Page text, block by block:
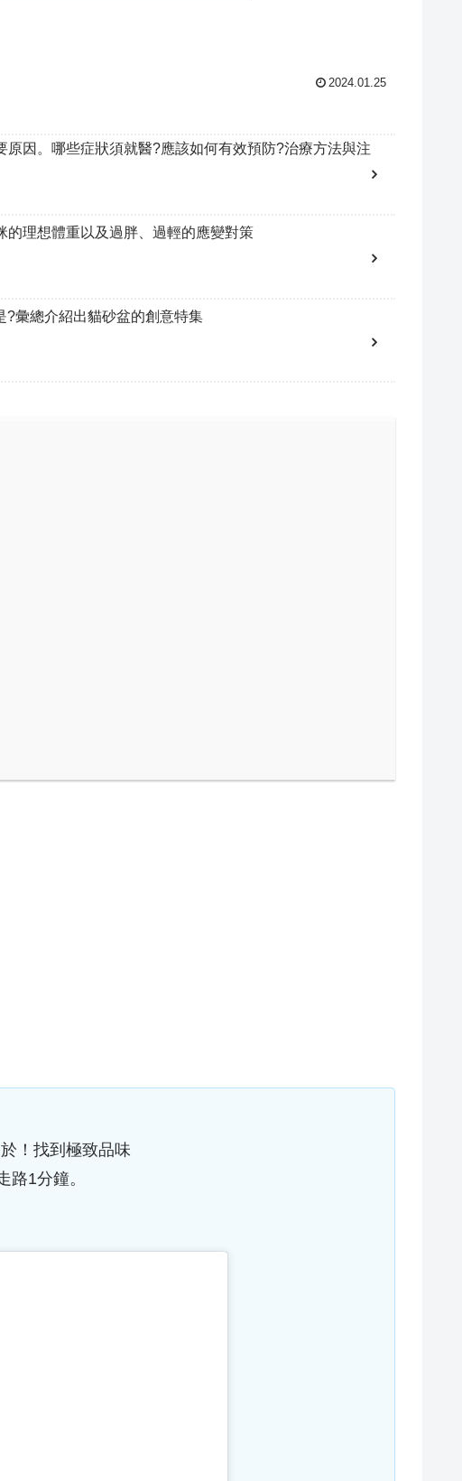
2024.01.25
原因。哪些症狀須就醫?應該如何有效預防?治療方法與注
的理想體重以及過胖、過輕的應變對策
?彙總介紹出貓砂盆的創意特集
！找到極致品味
路1分鐘。